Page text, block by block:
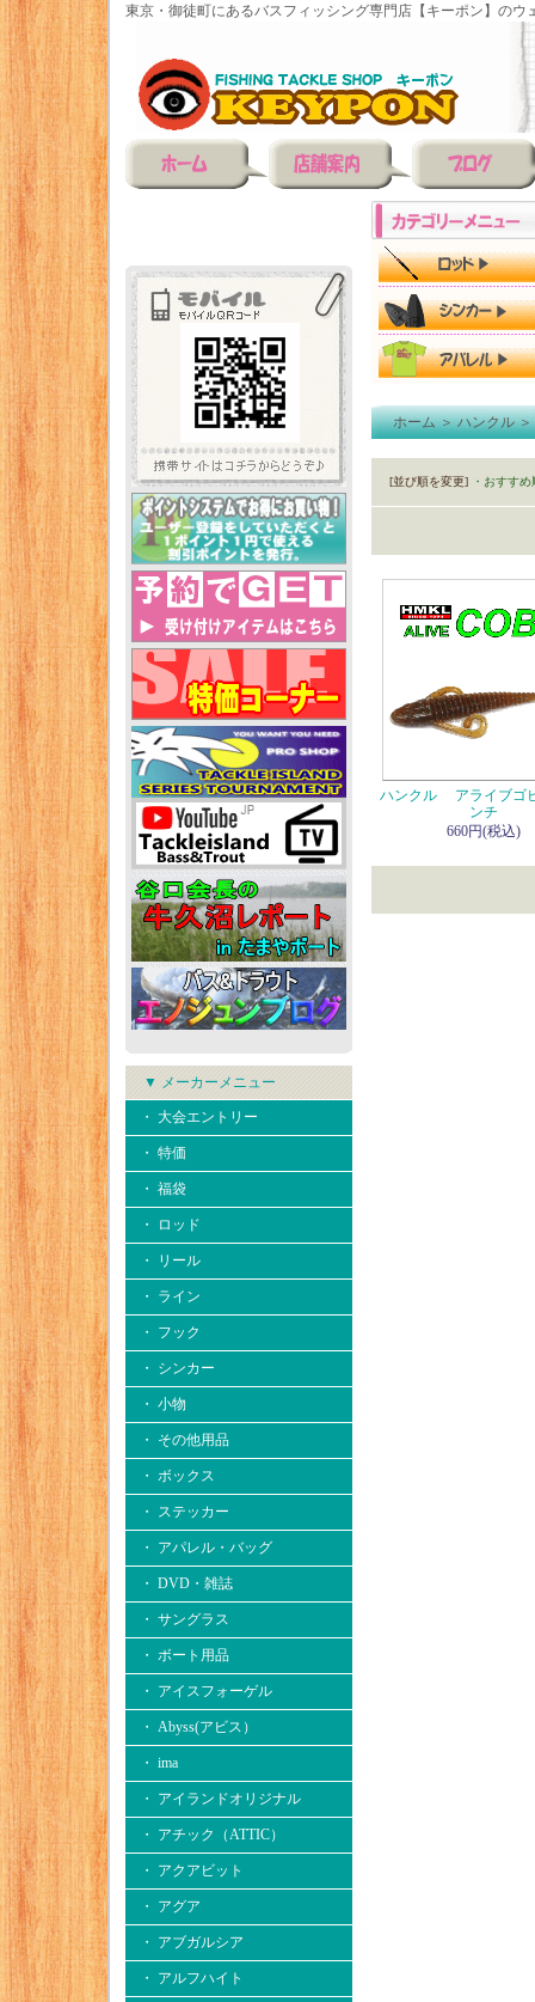
東京・御徒町にあるバスフィッシング専門店【キーポン】のウ
▼ メーカーメニュー
・ 大会エントリー
・ 特価
・ 福袋
・ ロッド
・ リール
・ ライン
・ フック
・ シンカー
・ 小物
・ その他用品
・ ボックス
・ ステッカー
・ アパレル・バッグ
・ DVD・雑誌
・ サングラス
・ ボート用品
・ アイスフォーゲル
・ Abyss(アビス）
・ ima
・ アイランドオリジナル
・ アチック（ATTIC）
・ アクアビット
・ アグア
・ アブガルシア
・ アルフハイト
ホーム＞ハンクル＞
[並び順を変更] ・おすすめ
ハンクル アライブゴ
ンチ
660円(税込)